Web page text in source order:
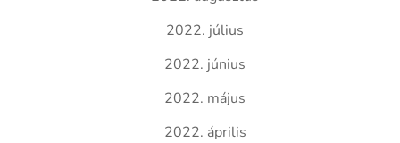
2022. július
2022. június
2022. május
2022. április